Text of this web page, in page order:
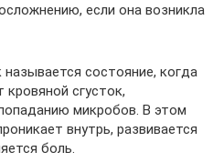
если она возникла
называется состояние, когда
кровяной сгусток,
микробов. В этом
внутрь, развивается
боль.